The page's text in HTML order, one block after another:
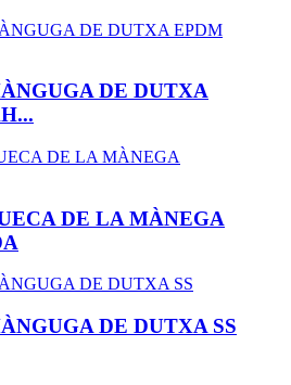
DE DUTXA
DE LA MÀNEGA
DE DUTXA SS